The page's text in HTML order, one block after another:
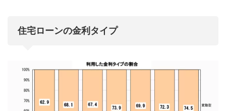
住宅ローンの金利タイプ